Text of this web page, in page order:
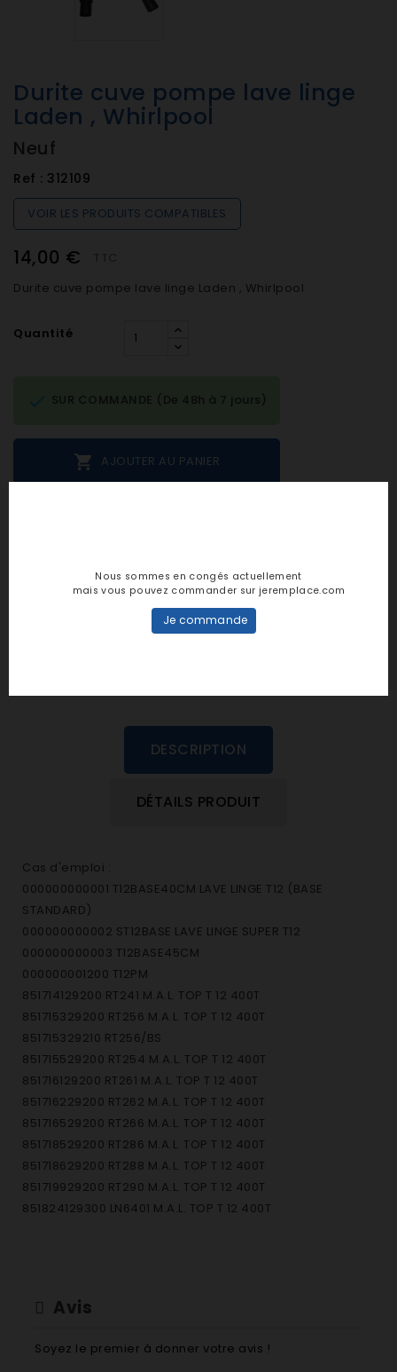
Durite cuve pompe lave linge
Laden , Whirlpool
Neuf
Ref : 312109
VOIR LES PRODUITS COMPATIBLES
14,00 €
Durite cuve pompe lave linge Laden , Whirlpool
Quantité
 AJOUTER AU PANIER
SUR COMMANDE (De 48h à 7 jours)
personne n'a encore posté d'avis
DESCRIPTION
DÉTAILS PRODUIT
Cas d'emploi :
000000000001 T12BASE40CM LAVE LINGE T12 (BASE
STANDARD)
000000000002 ST12BASE LAVE LINGE SUPER T12
000000000003 T12BASE45CM
000000001200 T12PM
851714129200 RT241 M.A.L. TOP T 12 400T
851715329200 RT256 M.A.L. TOP T 12 400T
851715329210 RT256/BS
851715529200 RT254 M.A.L. TOP T 12 400T
851716129200 RT261 M.A.L. TOP T 12 400T
851716229200 RT262 M.A.L. TOP T 12 400T
851716529200 RT266 M.A.L. TOP T 12 400T
851718529200 RT286 M.A.L. TOP T 12 400T
851718629200 RT288 M.A.L. TOP T 12 400T
851719929200 RT290 M.A.L. TOP T 12 400T
851824129300 LN6401 M.A.L. TOP T 12 400T
851825229310 LN6502/BS M.A.L. TOP T 12 400T
851825329310 LN6503/BS M.A.L. TOP T 12 400T
Avis
Soyez le premier à donner votre avis !
Nous sommes en congés actuellement
mais vous pouvez commander sur jeremplace.com
Je commande